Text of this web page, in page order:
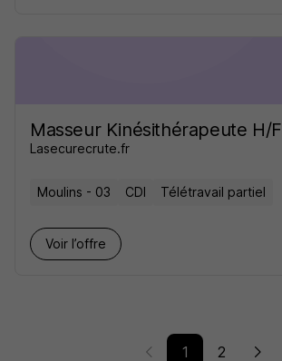
Masseur Kinésithérapeute H/F
Lasecurecrute.fr
Moulins - 03 CDI Télétravail partiel
Voir l’offre
1 2